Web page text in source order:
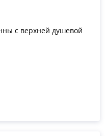
с верхней душевой